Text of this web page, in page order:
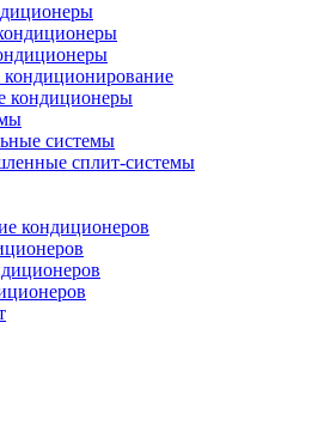
кондиционирование
кондиционеры
системы
сплит-системы
кондиционеров